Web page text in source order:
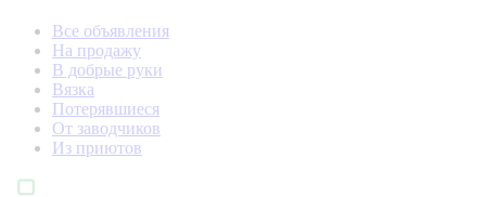
Все объявления
На продажу
В добрые руки
Вязка
Потерявшиеся
От заводчиков
Из приютов